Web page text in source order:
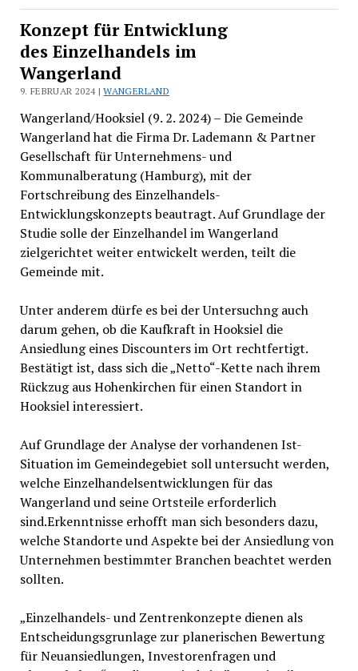
Konzept für Entwicklung
des Einzelhandels im
Wangerland
9. FEBRUAR 2024 |WANGERLAND
Wangerland/Hooksiel (9. 2. 2024) – Die Gemeinde
Wangerland hat die Firma Dr. Lademann & Partner
Gesellschaft für Unternehmens- und
Kommunalberatung (Hamburg), mit der
Fortschreibung des Einzelhandels-
Entwicklungskonzepts beautragt. Auf Grundlage der
Studie solle der Einzelhandel im Wangerland
zielgerichtet weiter entwickelt werden, teilt die
Gemeinde mit.
Unter anderem dürfe es bei der Untersuchng auch
darum gehen, ob die Kaufkraft in Hooksiel die
Ansiedlung eines Discounters im Ort rechtfertigt.
Bestätigt ist, dass sich die „Netto“-Kette nach ihrem
Rückzug aus Hohenkirchen für einen Standort in
Hooksiel interessiert.
Auf Grundlage der Analyse der vorhandenen Ist-
Situation im Gemeindegebiet soll untersucht werden,
welche Einzelhandelsentwicklungen für das
Wangerland und seine Ortsteile erforderlich
sind.Erkenntnisse erhofft man sich besonders dazu,
welche Standorte und Aspekte bei der Ansiedlung von
Unternehmen bestimmter Branchen beachtet werden
sollten.
„Einzelhandels- und Zentrenkonzepte dienen als
Entscheidungsgrunlage zur planerischen Bewertung
für Neuansiedlungen, Investorenfragen und